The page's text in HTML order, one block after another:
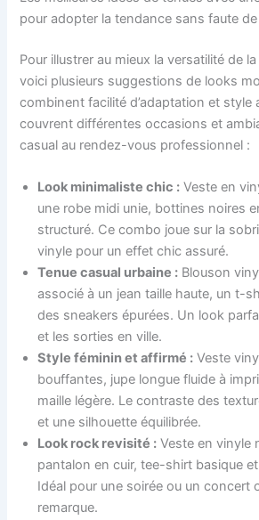
pour adopter la tendance sans faute
Pour illustrer au mieux la versatilité de
voici plusieurs suggestions de looks
combinent facilité d’adaptation et style
couvrent différentes occasions et
casual au rendez-vous professionnel :
Look minimaliste chic : Veste en
une robe midi unie, bottines noires
structuré. Ce combo joue sur la
vinyle pour un effet chic assuré.
Tenue casual urbaine : Blouson
associé à un jean taille haute, un t-
des sneakers épurées. Un look
et les sorties en ville.
Style féminin et affirmé : Veste
bouffantes, jupe longue fluide à
maille légère. Le contraste des
et une silhouette équilibrée.
Look rock revisité : Veste en vinyle
pantalon en cuir, tee-shirt basique
Idéal pour une soirée ou un concert
remarque.